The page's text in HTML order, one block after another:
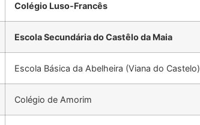
Colégio Luso-Francês
Escola Secundária do Castêlo da Maia
Escola Básica da Abelheira (Viana do Castelo)
Colégio de Amorim